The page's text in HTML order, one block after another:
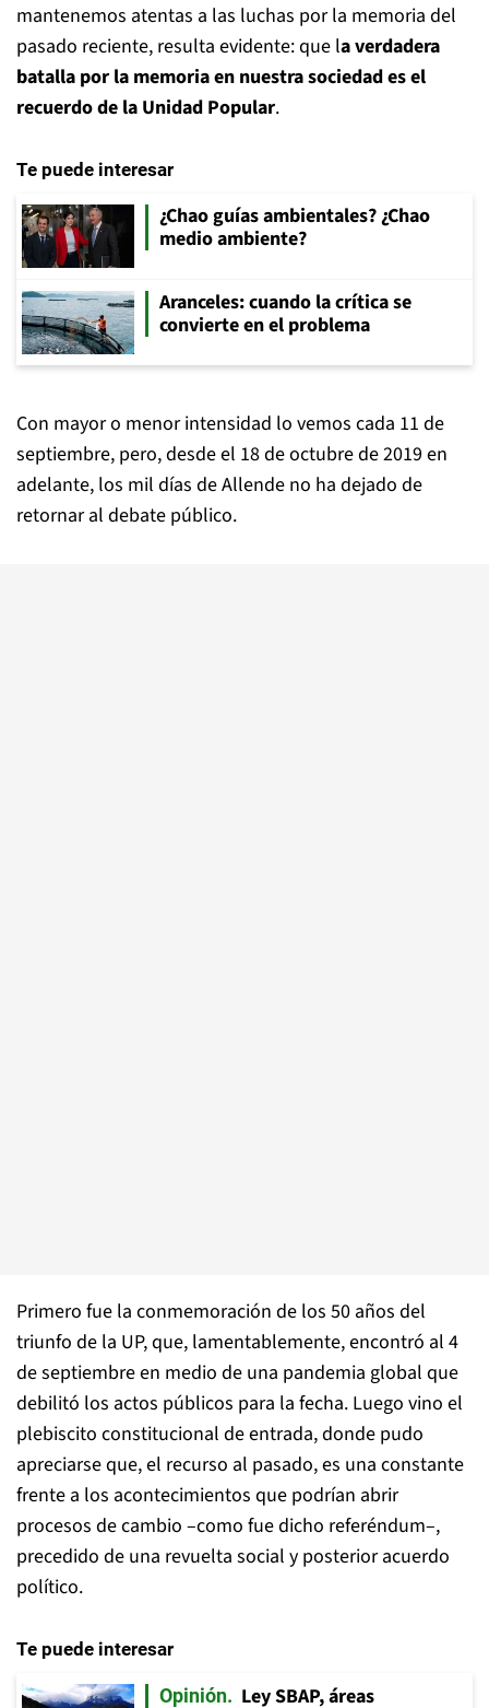
mantenemos atentas a las luchas por la memoria del
pasado reciente, resulta evidente: que la verdadera
batalla por la memoria en nuestra sociedad es el
recuerdo de la Unidad Popular.
Te puede interesar
¿Chao guías ambientales? ¿Chao
medio ambiente?
Aranceles: cuando la crítica se
convierte en el problema
Con mayor o menor intensidad lo vemos cada 11 de
septiembre, pero, desde el 18 de octubre de 2019 en
adelante, los mil días de Allende no ha dejado de
retornar al debate público.
Primero fue la conmemoración de los 50 años del
triunfo de la UP, que, lamentablemente, encontró al 4
de septiembre en medio de una pandemia global que
debilitó los actos públicos para la fecha. Luego vino el
plebiscito constitucional de entrada, donde pudo
apreciarse que, el recurso al pasado, es una constante
frente a los acontecimientos que podrían abrir
procesos de cambio –como fue dicho referéndum–,
precedido de una revuelta social y posterior acuerdo
político.
Te puede interesar
Opinión
Ley SBAP, áreas